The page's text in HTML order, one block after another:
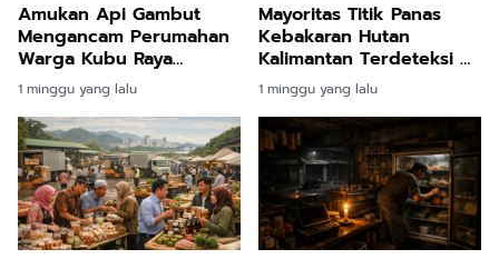
Amukan Api Gambut
Mengancam Perumahan
Warga Kubu Raya
Berujung Evakuasi
Darurat
1 minggu yang lalu
Mayoritas Titik Panas
Kebakaran Hutan
Kalimantan Terdeteksi di
Dalam Wilayah Konsesi
Perusahaan
1 minggu yang lalu